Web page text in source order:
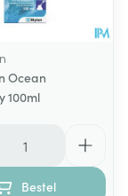
Ocean
100ml
Bestel